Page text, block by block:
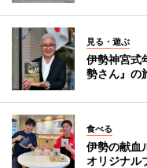
見る・遊ぶ
伊勢神宮式
勢さん』の
食べる
伊勢の献血
オリジナル